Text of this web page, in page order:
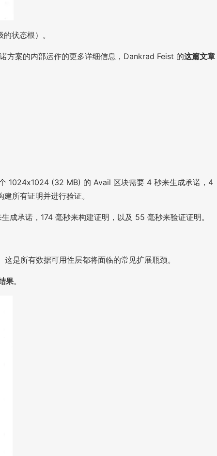
状态根）。
方案的内部运作的更多详细信息，Dankrad Feist 的这篇文章
1024x1024 (32 MB) 的 Avail 区块需要 4 秒来生成承诺，4
所有证明并进行验证。
承诺，174 毫秒来构建证明，以及 55 毫秒来验证证明。
是所有数据可用性层都将面临的常见扩展瓶颈。
果。